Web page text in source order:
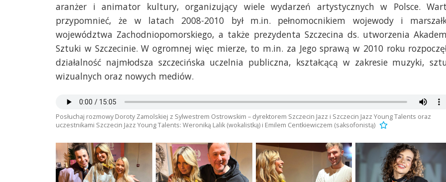
aranżer i animator kultury, organizujący wiele wydarzeń artystycznych w Polsce.
przypomnieć, że w latach 2008-2010 był m.in. pełnomocnikiem wojewody i
województwa Zachodniopomorskiego, a także prezydenta Szczecina ds. utworzenia
Sztuki w Szczecinie. W ogromnej więc mierze, to m.in. za Jego sprawą w 2010 roku
działalność najmłodsza szczecińska uczelnia publiczna, kształcącą w zakresie muzyki,
wizualnych oraz nowych mediów.
Posłuchaj rozmowy Doroty Zamolskiej z Sylwestrem Ostrowskim – dyrektorem Szczecin Jazz i Szczecin Jazz Young Talents oraz
uczestnikami Szczecin Jazz Young Talents: Weroniką Lalik (wokalistką) i Emilem Centkiewiczem (saksofonistą)